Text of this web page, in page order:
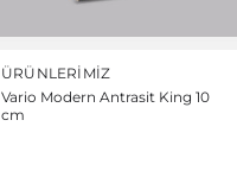
ÜRÜNLERIMIZ
Vario Modern Antrasit King 10
cm